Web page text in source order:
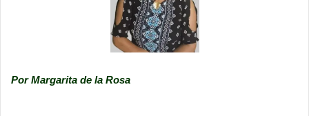
Por Margarita de la Rosa